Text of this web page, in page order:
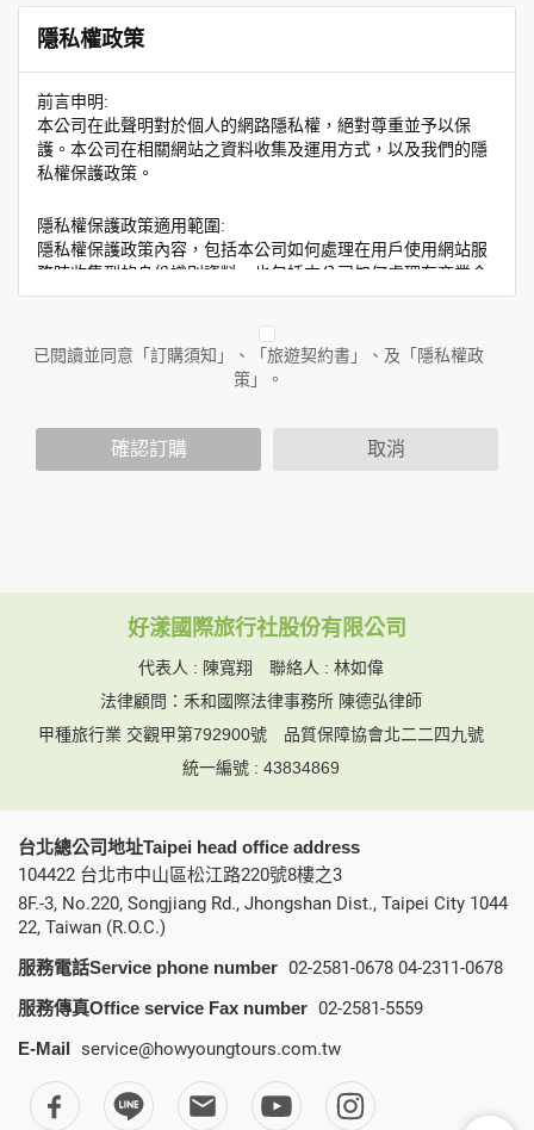
隱私權政策
前言申明:
本公司在此聲明對於個人的網路隱私權，絕對尊重並予以保
護。本公司在相關網站之資料收集及運用方式，以及我們的隱
私權保護政策。
隱私權保護政策適用範圍:
隱私權保護政策內容，包括本公司如何處理在用戶使用網站服
務時收集到的身份識別資料，也包括本公司如何處理在商業合
作與本公司合作時分享的任何身份識別資料。隱私權保護政策
人員。例如您透過本公司旗下網站上的廣告廠商連結，這些置
放連結的廠商也可能蒐集您個人的資料。對於您主動提供的個
人資訊，這些廣告廠商或連結網站有其個別的隱私權保護政
您個人在本網站上的聊天室或討論區中任意公開個人資料的行
個人的資料，其範圍如下：
本網站在您使用服務信箱、問卷調查等互動性功能時，會保留
您所提供的姓名、電子郵件地址、聯絡方式及使用時間等。
於一般瀏覽時，伺服器會自行記錄相關行徑，包括您使用連線
錄等，做為我們增進網站服務的參考依據，此記錄為內部應
用，決不對外公布。
為提供精確的服務，我們會將收集的問卷調查內容進行統計與
分析，分析結果之統計數據或說明文字呈現，除供內部研究
除非取得您的同意或其他法令之特別規定，本網站絕不會將您
的個人資料揭露予第三人或使用於蒐集目的以外之其他用途。
在您於本網站註冊帳號、使用本網站相關產品、服務、活動或
贈獎時，本網站會收集您的個人識別資料，本網站也可以從商
當客戶在本網站註冊時，我們會取得您的姓名、電話、住址、
身份證字號、電子郵件、出生日期、性別、行業等相關資料，
當您註冊成功，並登入使用我們的服務後，我們即取得您的資
料。註冊時，本網站取得您的姓名、電話、住址、身份證字
成功，並登入使用我們的服務後，本網站即取得您的資料。
其他除了上述，會保留您在上網瀏覽或查詢時，伺服器自行產
已閱讀並同意「訂購須知」、「旅遊契約書」、及「隱私權政
策」。
確認訂購 取消
好漾國際旅行社股份有限公司
代表人 : 陳寬翔 聯絡人 : 林如偉
法律顧問：禾和國際法律事務所 陳德弘律師
甲種旅行業 交觀甲第792900號
品質保障協會北二二四九號
統一編號 : 43834869
台北總公司地址Taipei head office address
104422 台北市中山區松江路220號8樓之3
8F.-3, No.220, Songjiang Rd., Jhongshan Dist., Taipei City 1044
22, Taiwan (R.O.C.)
服務電話Service phone number 02-2581-0678 04-2311-0678
服務傳真Office service Fax number 02-2581-5559
E-Mail service@howyoungtours.com.tw